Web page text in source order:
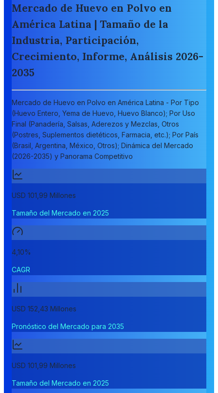
Mercado de Huevo en Polvo en
América Latina | Tamaño de la
Industria, Participación,
Crecimiento, Informe, Análisis 2026-
2035
Mercado de Huevo en Polvo en América Latina - Por Tipo
(Huevo Entero, Yema de Huevo, Huevo Blanco); Por Uso
Final (Panadería, Salsas, Aderezos y Mezclas, Otros
(Postres, Suplementos dietéticos, Farmacia, etc.); Por País
(Brasil, Argentina, México, Otros); Dinámica del Mercado
(2026-2035) y Panorama Competitivo
USD 101,99 Millones
Tamaño del Mercado en 2025
4,10%
CAGR
USD 152,43 Millones
Pronóstico del Mercado para 2035
USD 101,99 Millones
Tamaño del Mercado en 2025